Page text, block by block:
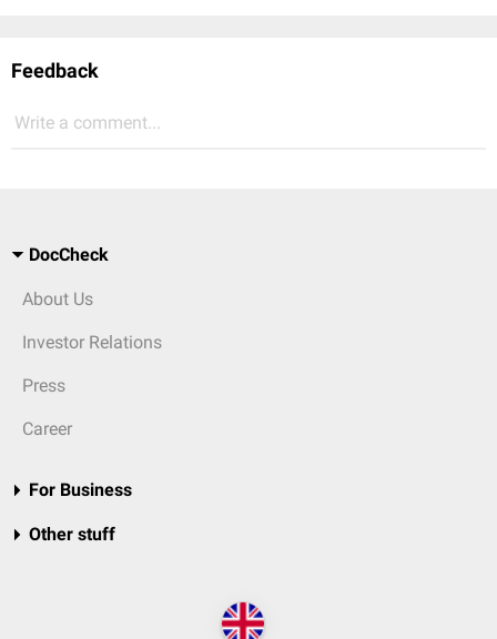
Feedback
Write a comment...
DocCheck
About Us
Investor Relations
Press
Career
For Business
Other stuff